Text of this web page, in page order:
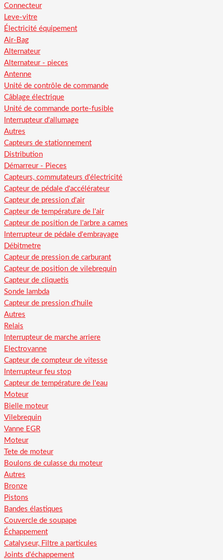
Connecteur
Leve-vitre
Électricité équipement
Air-Bag
Alternateur
Alternateur - pieces
Antenne
Unité de contrôle de commande
Câblage électrique
Unité de commande porte-fusible
Interrupteur d'allumage
Autres
Capteurs de stationnement
Distribution
Démarreur - Pieces
Capteurs, commutateurs d'électricité
Capteur de pédale d'accélérateur
Capteur de pression d'air
Capteur de température de l'air
Capteur de position de l'arbre a cames
Interrupteur de pédale d'embrayage
Débitmetre
Capteur de pression de carburant
Capteur de position de vilebrequin
Capteur de cliquetis
Sonde lambda
Capteur de pression d'huile
Autres
Relais
Interrupteur de marche arriere
Electrovanne
Capteur de compteur de vitesse
Interrupteur feu stop
Capteur de température de l'eau
Moteur
Bielle moteur
Vilebrequin
Vanne EGR
Moteur
Tete de moteur
Boulons de culasse du moteur
Autres
Bronze
Pistons
Bandes élastiques
Couvercle de soupape
Échappement
Catalyseur, Filtre a particules
Joints d'échappement